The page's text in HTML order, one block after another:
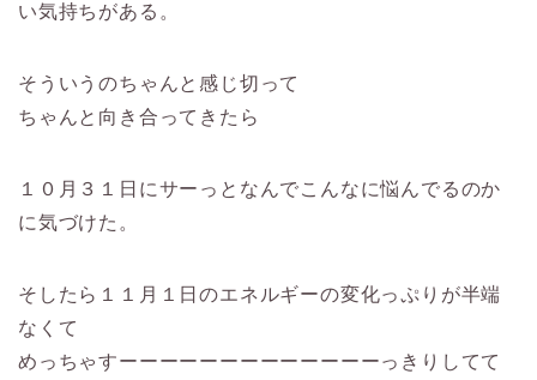
い気持ちがある。
そういうのちゃんと感じ切って
ちゃんと向き合ってきたら
１０月３１日にサーっとなんでこんなに悩んでるのか
に気づけた。
そしたら１１月１日のエネルギーの変化っぷりが半端
なくて
めっちゃすーーーーーーーーーーーーーっきりしてて